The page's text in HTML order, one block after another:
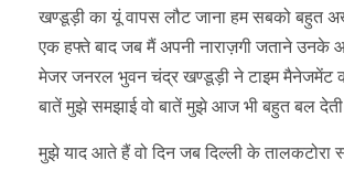
खण्डूड़ी का यूं वापस लौट जाना हम सबको बहुत
एक हफ्ते बाद जब मैं अपनी नाराज़गी जताने उनके
मेजर जनरल भुवन चंद्र खण्डूड़ी ने टाइम मैनेजमेंट
बातें मुझे समझाई वो बातें मुझे आज भी बहुत बल
मुझे याद आते हैं वो दिन जब दिल्ली के तालकटोरा